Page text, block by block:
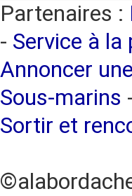
Partenaires :
- Service à la
Annoncer
Sous-marins
Sortir et